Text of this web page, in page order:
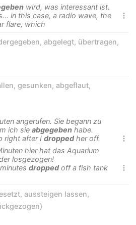
wird, was interessant ist.

in this case, a radio wave, the
flare, which
, abgelegt, übertragen,
, gesunken, abgeflaut,
angerufen. Sie begann zu
ich sie abgegeben habe.

right after I dropped her off.
hier hat das Aquarium
losgezogen!

dropped off a fish tank
, aussteigen lassen,
)